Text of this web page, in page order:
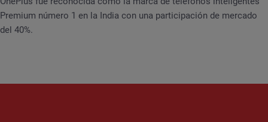
Premium número 1 en la India con una participación de mercado
del 40%.